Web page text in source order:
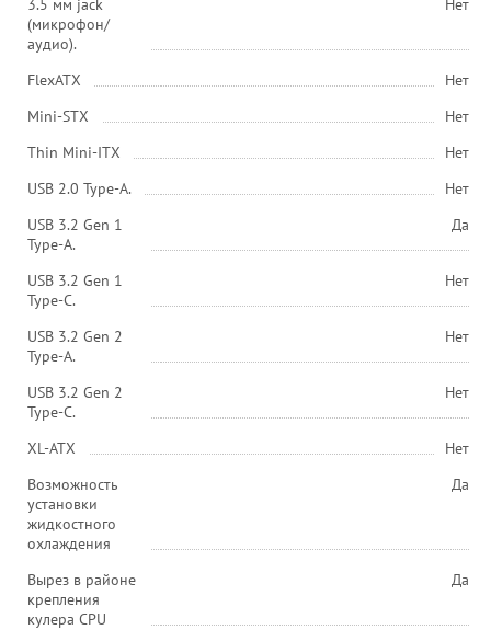
3.5 мм jack
(микрофон/
аудио).
Нет
FlexATX
Нет
Mini-STX
Нет
Thin Mini-ITX
Нет
USB 2.0 Type-A.
Нет
USB 3.2 Gen 1
Type-A.
Да
USB 3.2 Gen 1
Type-C.
Нет
USB 3.2 Gen 2
Type-A.
Нет
USB 3.2 Gen 2
Type-C.
Нет
XL-ATX
Нет
Возможность
установки
жидкостного
охлаждения
Да
Вырез в районе
крепления
кулера CPU
Да